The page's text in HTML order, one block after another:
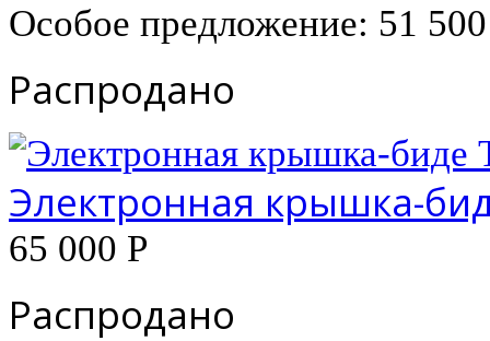
Особое предложение: 51
Распродано
Электронная крышка-
65 000 Р
Распродано